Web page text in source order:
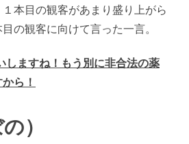
本目の観客があまり盛り上がら
の観客に向けて言った一言。
しますね！もう別に非合法の薬
ら！
）